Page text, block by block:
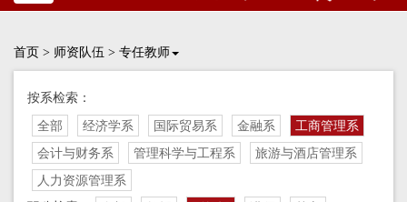
navigation
首页 > 师资队伍 > 专任教师
按系检索：
全部 经济学系 国际贸易系 金融系
工商管理系
会计与财务系
管理科学与工程系
旅游与酒店管理系
人力资源管理系